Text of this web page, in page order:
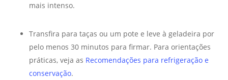
mais intenso.
Transfira para taças ou um pote e leve à geladeira por
pelo menos 30 minutos para firmar. Para orientações
práticas, veja as Recomendações para refrigeração e
conservação.